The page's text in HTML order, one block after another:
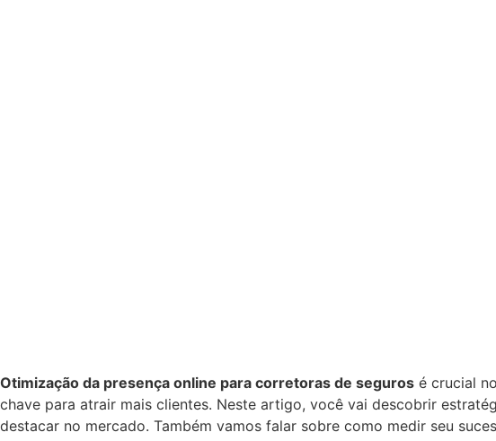
Otimização da presença online para corretoras de seguros é crucial
chave para atrair mais clientes. Neste artigo, você vai descobrir
destacar no mercado. Também vamos falar sobre como medir seu